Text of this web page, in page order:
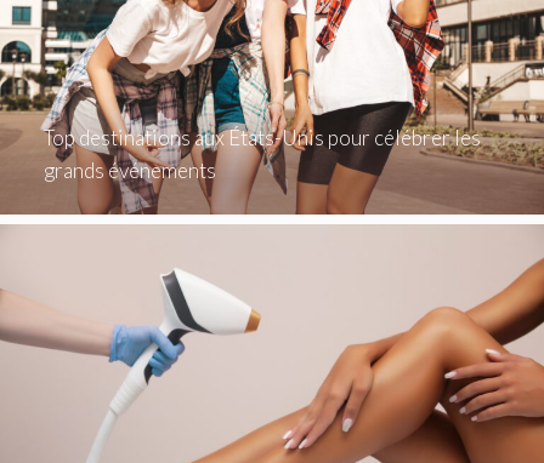
Top destinations aux États-Unis pour célébrer les
grands événements